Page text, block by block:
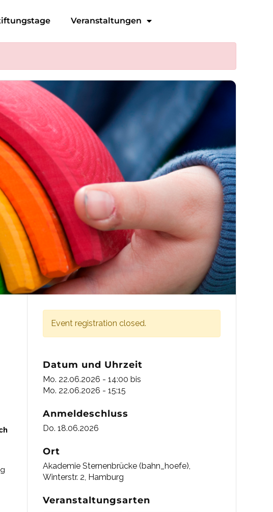
Veranstaltungen
Event registration closed.
Datum und Uhrzeit
Mo. 22.06.2026 - 14:00 bis
Mo. 22.06.2026 - 15:15
Anmeldeschluss
Do. 18.06.2026
Ort
Akademie Sternenbrücke (bahn_hoefe),
Winterstr. 2, Hamburg
Veranstaltungsarten